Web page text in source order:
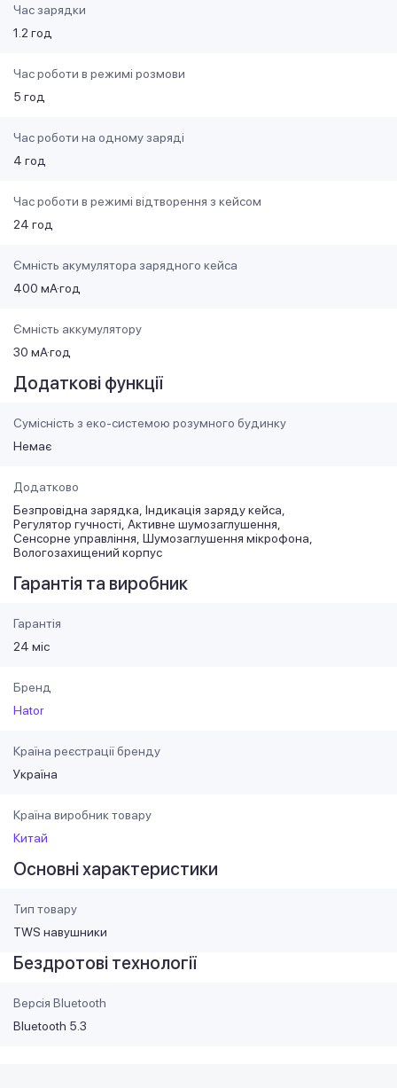
Час зарядки
1.2 год
Час роботи в режимі розмови
5 год
Час роботи на одному заряді
4 год
Час роботи в режимі відтворення з кейсом
24 год
Ємність акумулятора зарядного кейса
400 мА·год
Ємність аккумулятору
30 мА·год
Додаткові функції
Сумісність з еко-системою розумного будинку
Немає
Додатково
Безпровідна зарядка Індикація заряду кейса
Регулятор гучності Активне шумозаглушення
Сенсорне управління Шумозаглушення мікрофона
Вологозахищений корпус
Гарантія та виробник
Гарантія
24 міс
Бренд
Hator
Країна реєстрації бренду
Україна
Країна виробник товару
Китай
Основні характеристики
Тип товару
TWS навушники
Бездротові технології
Версія Bluetooth
Bluetooth 5.3